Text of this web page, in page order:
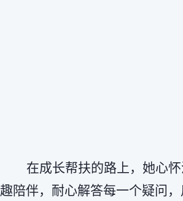
在成长帮扶的路上，她心
趣陪伴，耐心解答每一个疑问